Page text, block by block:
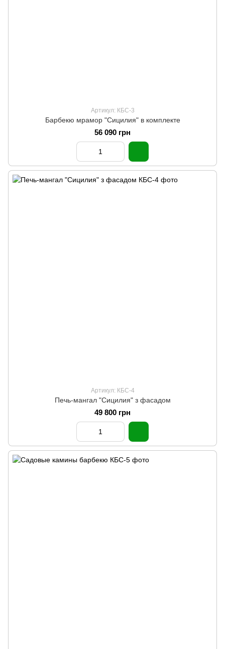
Артикул: КБС-3
Барбекю мрамор "Сицилия" в комплекте
56 090 грн
Артикул: КБС-4
Печь-мангал "Сицилия" з фасадом
49 800 грн